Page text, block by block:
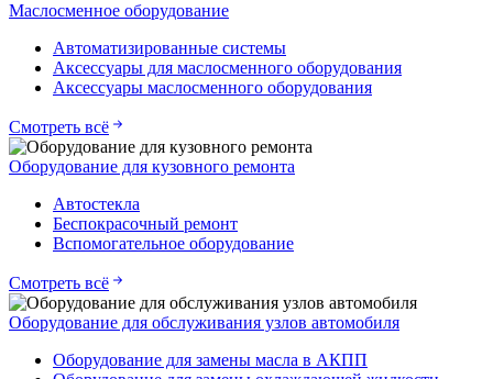
Маслосменное оборудование
Автоматизированные системы
Аксессуары для маслосменного оборудования
Аксессуары маслосменного оборудования
Смотреть всё
Оборудование для кузовного ремонта
Автостекла
Беспокрасочный ремонт
Вспомогательное оборудование
Смотреть всё
Оборудование для обслуживания узлов автомобиля
Оборудование для замены масла в АКПП